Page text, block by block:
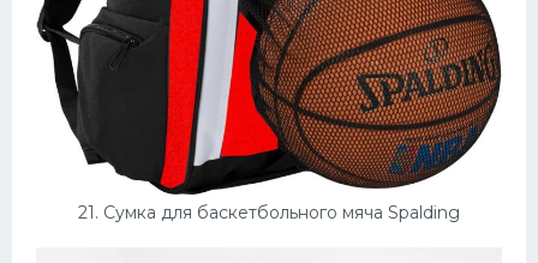
21. Сумка для баскетбольного мяча Spalding